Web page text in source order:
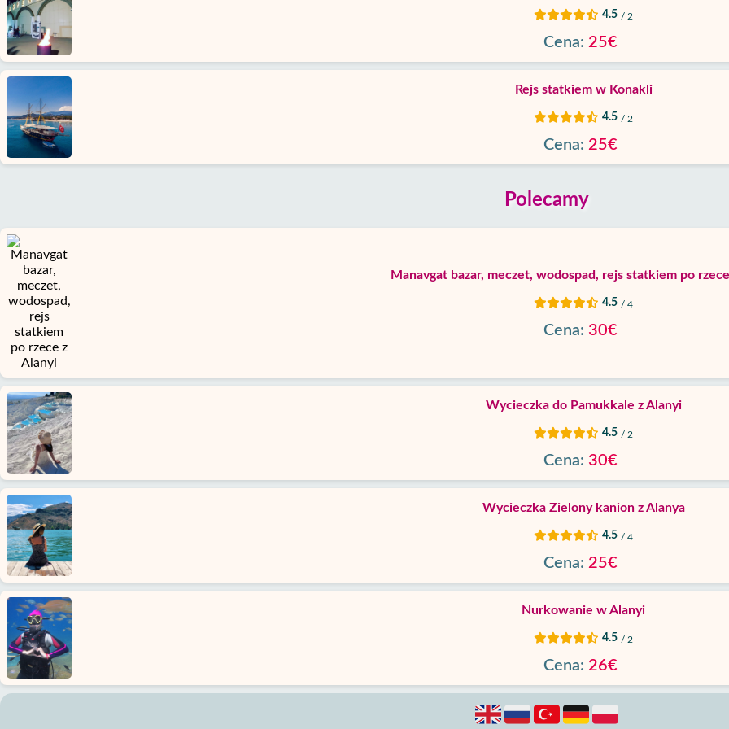
4.5 / 2
Cena: 25€
Rejs statkiem w Konakli
4.5 / 2
Cena: 25€
Polecamy
Manavgat bazar, meczet, wodospad, rejs statkiem po
4.5 / 4
Cena: 30€
Wycieczka do Pamukkale z Alanyi
4.5 / 2
Cena: 30€
Wycieczka Zielony kanion z Alanya
4.5 / 4
Cena: 25€
Nurkowanie w Alanyi
4.5 / 2
Cena: 26€